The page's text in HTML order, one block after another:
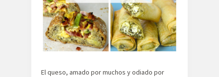
El queso, amado por muchos y odiado por